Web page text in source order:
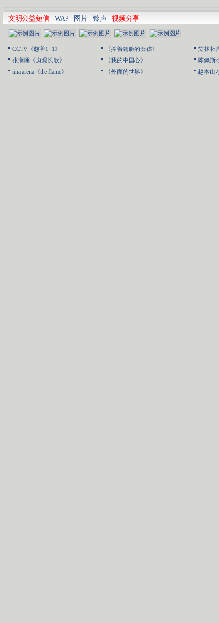
文明公益短信 WAP| 图片 铃声 视频分享
CCTV《慈善1+1》
张澜澜《贞观长歌》
tina arena《the flame》
《挥着翅膀的女孩》
《我的中国心》
《外面的世界》
笑林相
陈佩斯
赵本山